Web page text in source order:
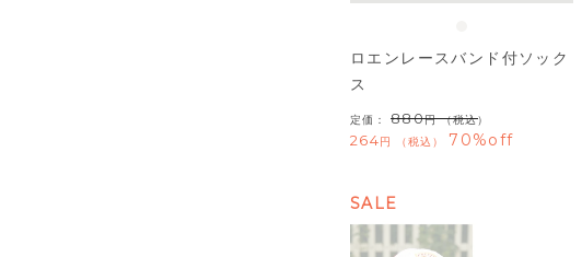
ロエンレースバンド付ソック
ス
定価： 880 （税込）
264 税込 70%off
SALE